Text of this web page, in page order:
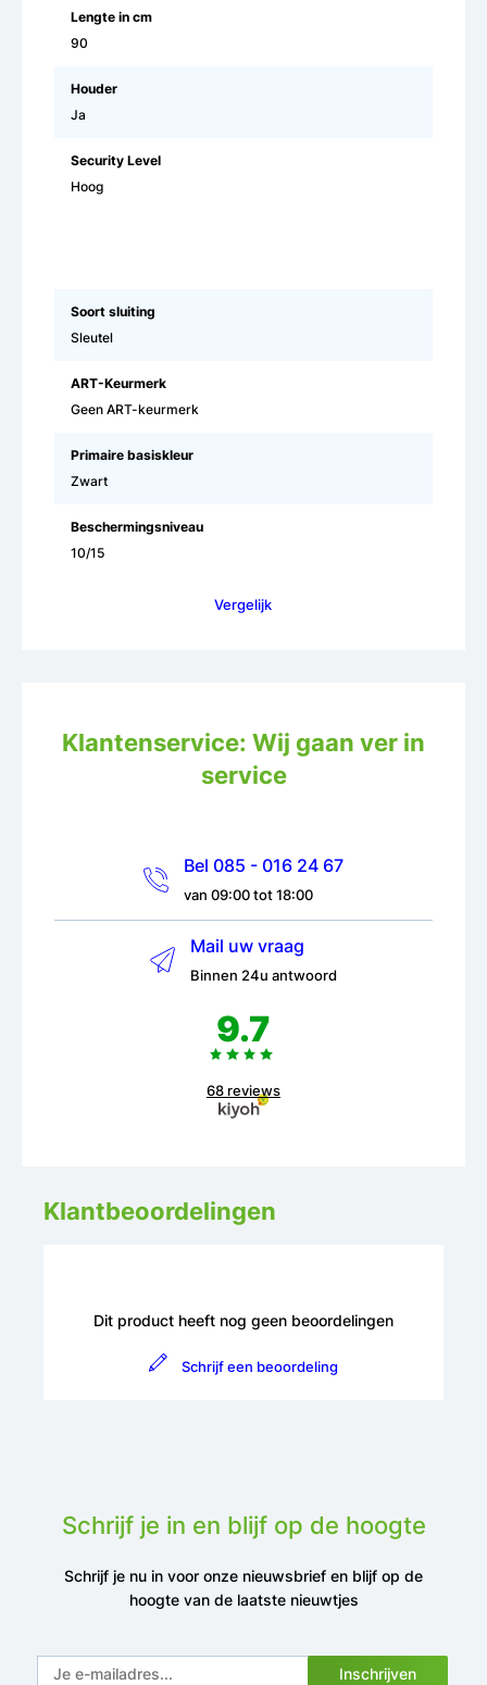
Lengte in cm
90
Houder
Ja
Security Level
Hoog
Soort sluiting
Sleutel
ART-Keurmerk
Geen ART-keurmerk
Primaire basiskleur
Zwart
Beschermingsniveau
10/15
Vergelijk
Klantenservice: Wij gaan ver in
service
Bel 085 - 016 24 67
van 09:00 tot 18:00
Mail uw vraag
Binnen 24u antwoord
9.7
68 reviews
Klantbeoordelingen
Dit product heeft nog geen beoordelingen
Schrijf een beoordeling
Schrijf je in en blijf op de hoogte
Schrijf je nu in voor onze nieuwsbrief en blijf op de
hoogte van de laatste nieuwtjes
Inschrijven